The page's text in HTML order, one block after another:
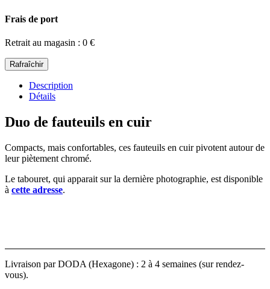
Frais de port
Retrait au magasin : 0 €
Description
Détails
Duo de fauteuils en cuir
Compacts, mais confortables, ces fauteuils en cuir pivotent autour de
leur piètement chromé.
Le tabouret, qui apparait sur la dernière photographie, est disponible
à cette adresse.
Livraison par DODA (Hexagone) : 2 à 4 semaines (sur rendez-
vous).